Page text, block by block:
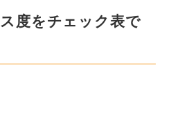
度をチェック表で